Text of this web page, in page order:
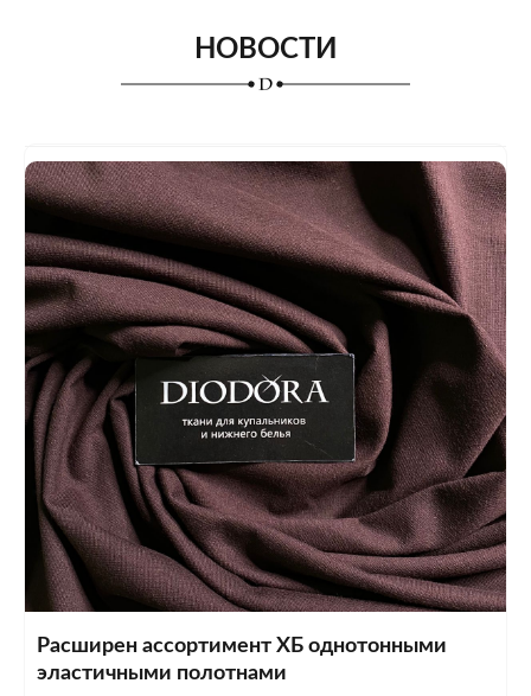
НОВОСТИ
Расширен ассортимент ХБ однотонными
эластичными полотнами